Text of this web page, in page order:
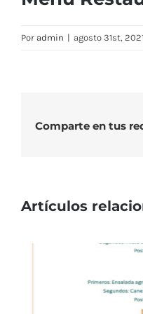
Por admin | agosto 31st, 2021
Comparte en tus
Artículos